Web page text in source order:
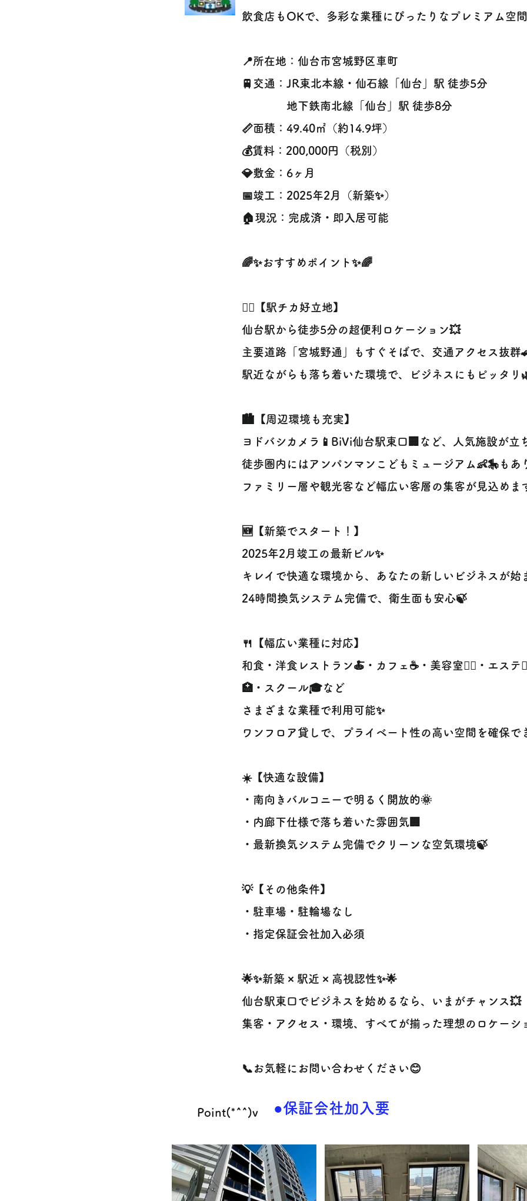
飲食店もOKで、多彩な業種にぴったりなプレミアム空
📍所在地：仙台市宮城野区車町
🚆交通：JR東北本線・仙石線「仙台」駅 徒歩5分
地下鉄南北線「仙台」駅 徒歩8分
📏面積：49.40㎡（約14.9坪）
💰賃料：200,000円（税別）
💎敷金：6ヶ月
📅竣工：2025年2月（新築✨）
🏠現況：完成済・即入居可能
🌈✨おすすめポイント✨🌈
🚶‍♀️【駅チカ好立地】
仙台駅から徒歩5分の超便利ロケーション💥
主要道路「宮城野通」もすぐそばで、交通アクセス抜群
駅近ながらも落ち着いた環境で、ビジネスにもピッタリ
🏙️【周辺環境も充実】
ヨドバシカメラ📱BiVi仙台駅東口🏢など、人気施設が立
徒歩圏内にはアンパンマンこどもミュージアム👶🎠もあ
ファミリー層や観光客など幅広い客層の集客が見込めま
🆕【新築でスタート！】
2025年2月竣工の最新ビル✨
キレイで快適な環境から、あなたの新しいビジネスが始
24時間換気システム完備で、衛生面も安心🍃
🍴【幅広い業種に対応】
和食・洋食レストラン🍝・カフェ☕・美容室💇‍♀️・エステ
🏥・スクール🎓など
さまざまな業種で利用可能✨
ワンフロア貸しで、プライベート性の高い空間を確保で
☀️【快適な設備】
・南向きバルコニーで明るく開放的🌞
・内廊下仕様で落ち着いた雰囲気🏢
・最新換気システム完備でクリーンな空気環境🍃
💡【その他条件】
・駐車場・駐輪場なし
・指定保証会社加入必須
🌟✨新築 × 駅近 × 高視認性✨🌟
仙台駅東口でビジネスを始めるなら、いまがチャンス💥
集客・アクセス・環境、すべてが揃った理想のロケーシ
📞お気軽にお問い合わせください😊
Point(*^^)v ●保証会社加入要​